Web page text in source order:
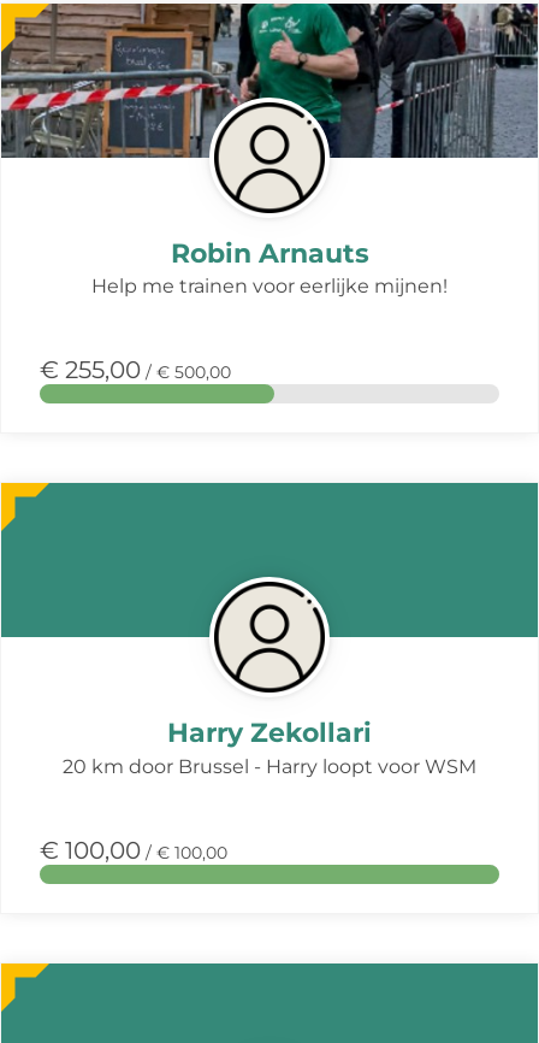
Robin Arnauts
Help me trainen voor eerlijke mijnen!
€ 255,00 / € 500,00
Meer
over
deze
actie
Harry Zekollari
20 km door Brussel - Harry loopt voor WSM
€ 100,00 / € 100,00
Meer
over
Meer
over